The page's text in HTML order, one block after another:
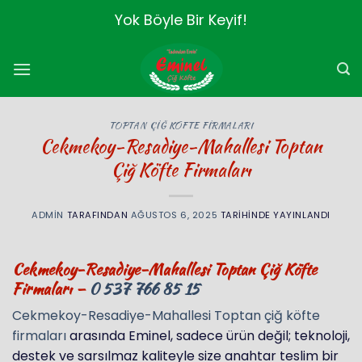
Yok Böyle Bir Keyif!
TOPTAN ÇIĞ KÖFTE FIRMALARI
Cekmekoy-Resadiye-Mahallesi Toptan
Çiğ Köfte Firmaları
ADMIN TARAFINDAN AĞUSTOS 6, 2025 TARIHINDE YAYINLANDI
Cekmekoy-Resadiye-Mahallesi Toptan Çiğ Köfte
Firmaları – 0 537 766 85 15
Cekmekoy-Resadiye-Mahallesi Toptan çiğ köfte
firmalarıarasında Eminel, sadece ürün değil; teknoloji,
destek ve sarsılmaz kaliteyle size anahtar teslim bir